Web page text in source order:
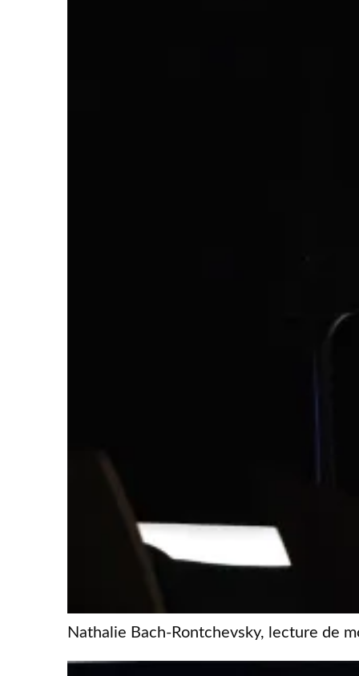
Nathalie Bach-Rontchevsky, lecture de